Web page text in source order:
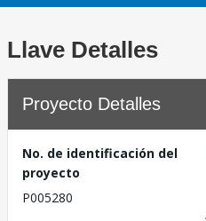
Llave Detalles
Proyecto Detalles
No. de identificación del
proyecto
P005280